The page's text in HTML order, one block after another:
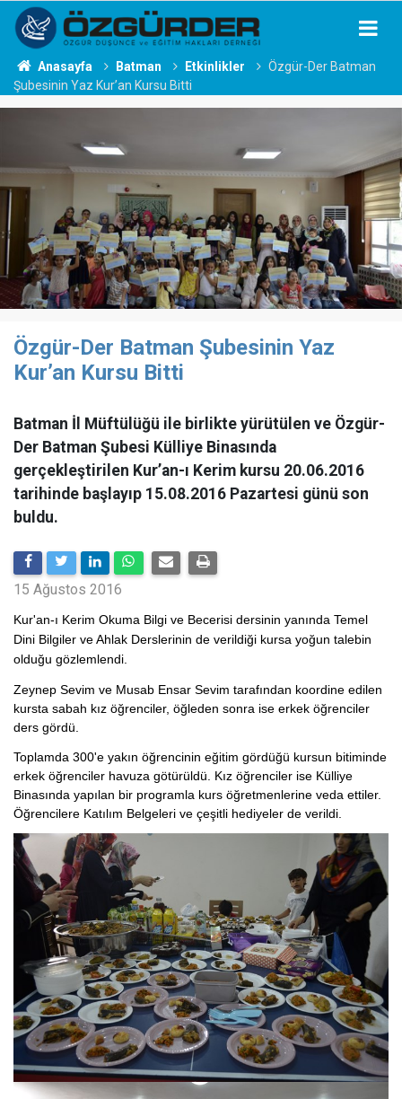
Anasayfa Batman Etkinlikler
Özgür-Der Batman
Şubesinin Yaz Kur’an Kursu Bitti
Özgür-Der Batman Şubesinin Yaz
Kur’an Kursu Bitti
Batman İl Müftülüğü ile birlikte yürütülen ve Özgür-
Der Batman Şubesi Külliye Binasında
gerçekleştirilen Kur’an-ı Kerim kursu 20.06.2016
tarihinde başlayıp 15.08.2016 Pazartesi günü son
buldu.
15 Ağustos 2016
Kur'an-ı Kerim Okuma Bilgi ve Becerisi dersinin yanında Temel
Dini Bilgiler ve Ahlak Derslerinin de verildiği kursa yoğun talebin
olduğu gözlemlendi.
Zeynep Sevim ve Musab Ensar Sevim tarafından koordine edilen
kursta sabah kız öğrenciler, öğleden sonra ise erkek öğrenciler
ders gördü.
Toplamda 300'e yakın öğrencinin eğitim gördüğü kursun bitiminde
erkek öğrenciler havuza götürüldü. Kız öğrenciler ise Külliye
Binasında yapılan bir programla kurs öğretmenlerine veda ettiler.
Öğrencilere Katılım Belgeleri ve çeşitli hediyeler de verildi.